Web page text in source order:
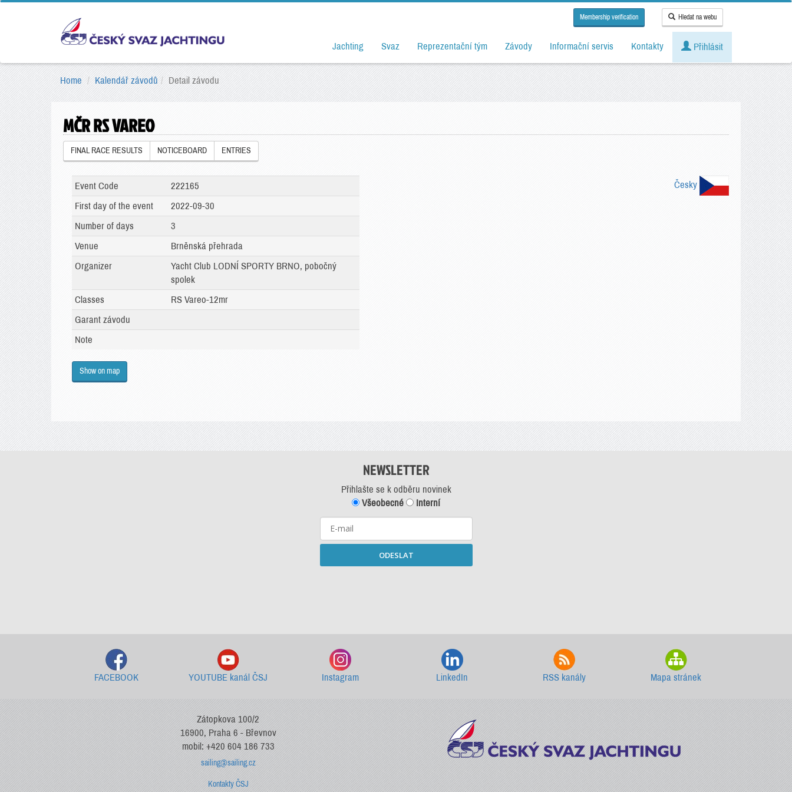
Membership verification Hledat na webu
Jachting Svaz Reprezentační tým Závody Informační servis Kontakty Přihlásit
Home Kalendář závodů Detail závodu
MČR RS VAREO
FINAL RACE RESULTS NOTICEBOARD ENTRIES
Česky
Event Code
222165
First day of the event
2022-09-30
Number of days
3
Venue
Brněnská přehrada
Organizer
Yacht Club LODNÍ SPORTY BRNO, pobočný
spolek
Classes
RS Vareo-12mr
Garant závodu
Note
Show on map
NEWSLETTER
Přihlašte se k odběru novinek
Všeobecné
Interní
ODESLAT
FACEBOOK YOUTUBE kanál ČSJ Instagram LinkedIn RSS kanály Mapa stránek
Zátopkova 100/2
16900, Praha 6 - Břevnov
mobil: +420 604 186 733
sailing@sailing.cz
Kontakty ČSJ